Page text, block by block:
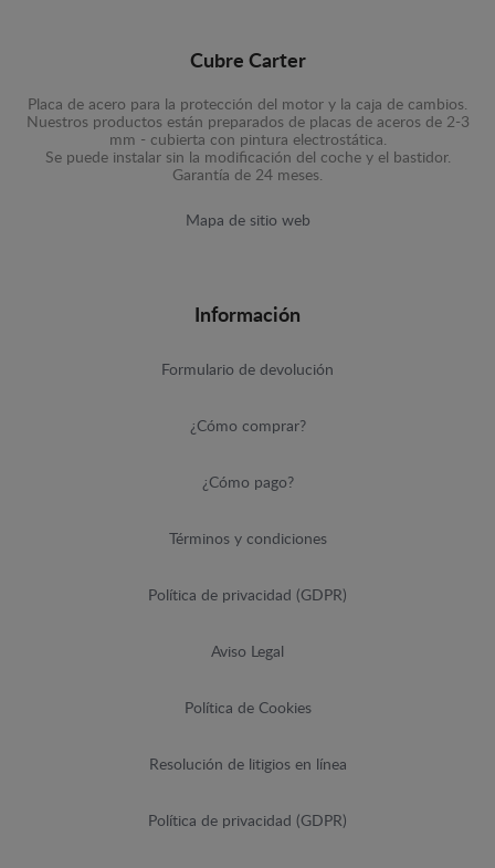
Cubre Carter
Placa de acero para la protección del motor y la caja de cambios.
Nuestros productos están preparados de placas de aceros de 2-3
mm - cubierta con pintura electrostática.
Se puede instalar sin la modificación del coche y el bastidor.
Garantía de 24 meses.
Mapa de sitio web
Información
Formulario de devolución
¿Cómo comprar?
¿Cómo pago?
Términos y condiciones
Política de privacidad (GDPR)
Aviso Legal
Política de Cookies
Resolución de litigios en línea
Política de privacidad (GDPR)